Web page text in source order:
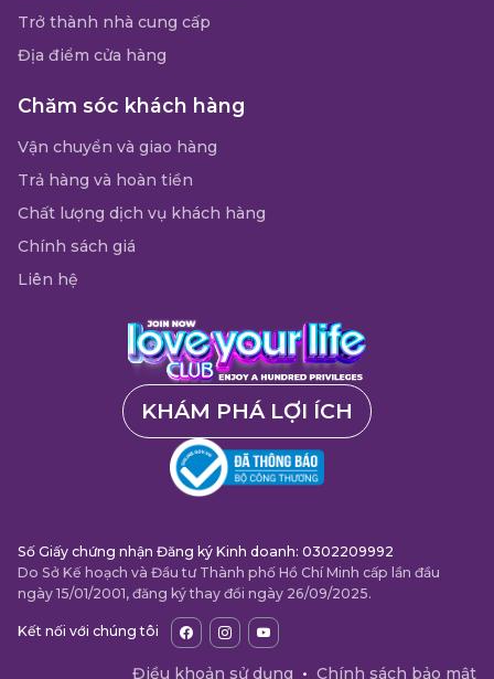
Trở thành nhà cung cấp
Địa điểm cửa hàng
Chăm sóc khách hàng
Vận chuyển và giao hàng
Trả hàng và hoàn tiền
Chất lượng dịch vụ khách hàng
Chính sách giá
Liên hệ
KHÁM PHÁ LỢI ÍCH
Số Giấy chứng nhận Đăng ký Kinh doanh: 0302209992
Do Sở Kế hoạch và Đầu tư Thành phố Hồ Chí Minh cấp lần đầu
ngày 15/01/2001, đăng ký thay đổi ngày 26/09/2025.
Kết nối với chúng tôi
Điều khoản sử dụng • Chính sách bảo mật